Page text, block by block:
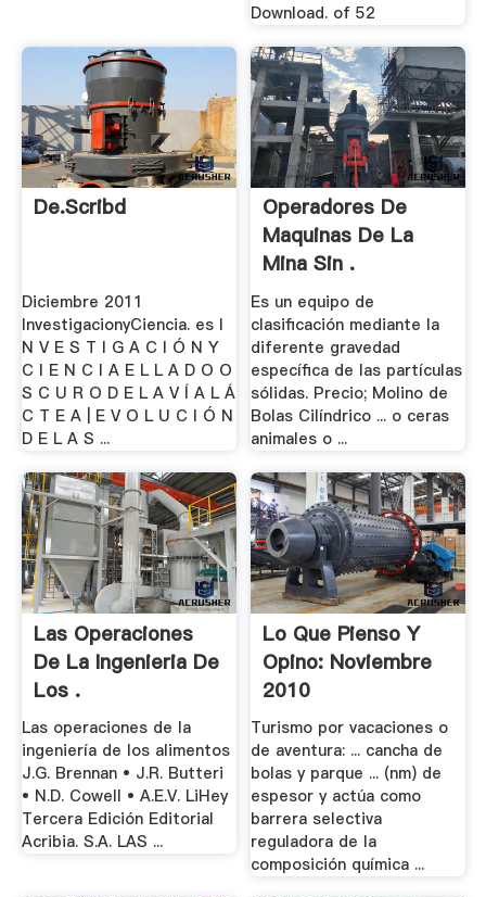
Download. of 52
De.scribd
Diciembre 2011
InvestigacionyCiencia. es I
N V E S T I G A C I Ó N Y
C I E N C I A E L L A D O O
S C U R O D E L A V Í A L Á
C T E A | E V O L U C I Ó N
D E L A S ...
Operadores De
Maquinas De La
Mina Sin .
Es un equipo de
clasificación mediante la
diferente gravedad
específica de las partículas
sólidas. Precio; Molino de
Bolas Cilíndrico ... o ceras
animales o ...
Las Operaciones
De La Ingenieria De
Los .
Las operaciones de la
ingeniería de los alimentos
J.G. Brennan • J.R. Butteri
• N.D. Cowell • A.E.V. LiHey
Tercera Edición Editorial
Acribia. S.A. LAS ...
Lo Que Pienso Y
Opino: Noviembre
2010
Turismo por vacaciones o
de aventura: ... cancha de
bolas y parque ... (nm) de
espesor y actúa como
barrera selectiva
reguladora de la
composición química ...